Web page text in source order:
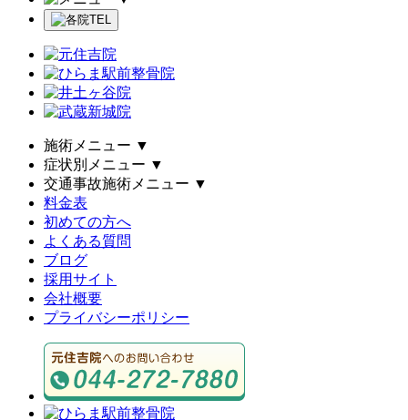
施術メニュー ▼
症状別メニュー ▼
交通事故施術メニュー ▼
料金表
初めての方へ
よくある質問
ブログ
採用サイト
会社概要
プライバシーポリシー